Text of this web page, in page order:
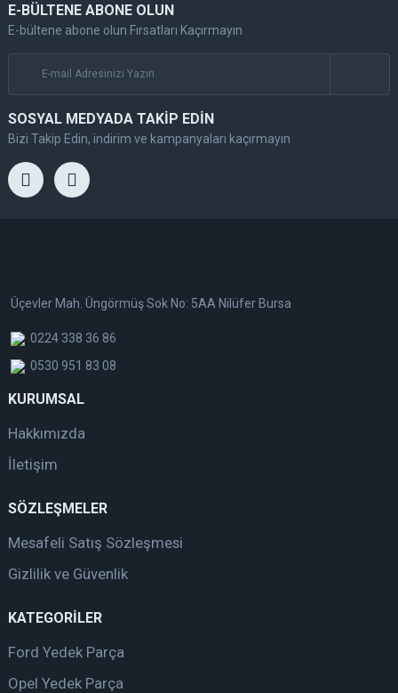
E-BÜLTENE ABONE OLUN
E-bültene abone olun Fırsatları Kaçırmayın
SOSYAL MEDYADA TAKİP EDİN
Bizi Takip Edin, indirim ve kampanyaları kaçırmayın
Üçevler Mah. Üngörmüş Sok No: 5AA Nilüfer Bursa
0224 338 36 86
0530 951 83 08
KURUMSAL
Hakkımızda
İletişim
SÖZLEŞMELER
Mesafeli Satış Sözleşmesi
Gizlilik ve Güvenlik
KATEGORİLER
Ford Yedek Parça
Opel Yedek Parça